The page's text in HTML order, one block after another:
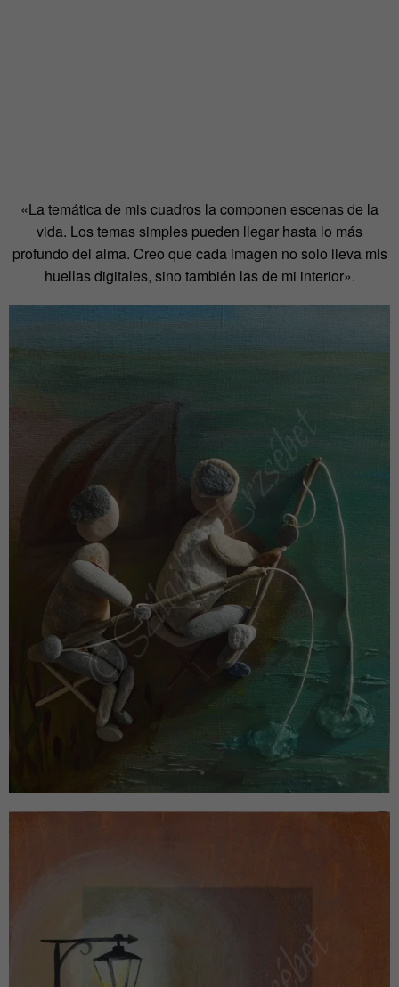
«La temática de mis cuadros la componen escenas de la
vida. Los temas simples pueden llegar hasta lo más
profundo del alma. Creo que cada imagen no solo lleva mis
huellas digitales, sino también las de mi interior».